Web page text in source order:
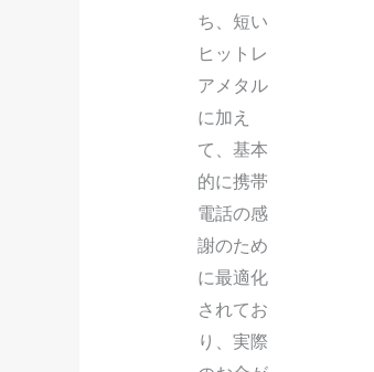
ち、短い
ヒットレ
アメタル
に加え
て、基本
的に携帯
電話の感
謝のため
に最適化
されてお
り、実際